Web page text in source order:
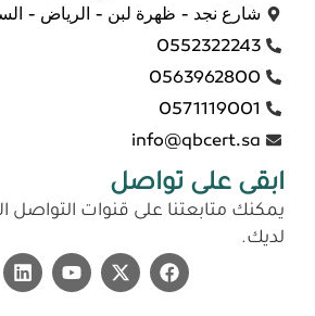
شارع نجد - ظهرة لبن - الرياض -
0552322243
0563962800
0571119001
info@qbcert.sa
ابقى على تواصل
يمكنك متابعتنا على قنوات التواصل
لديك.